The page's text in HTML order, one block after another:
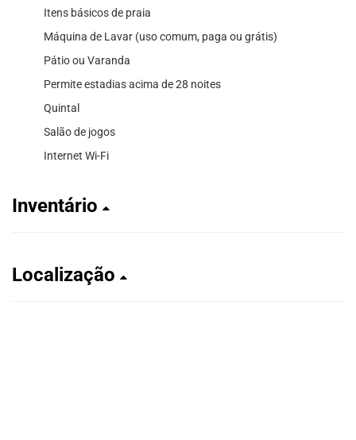
Itens básicos de praia
Máquina de Lavar (uso comum, paga ou grátis)
Pátio ou Varanda
Permite estadias acima de 28 noites
Quintal
Salão de jogos
Internet Wi-Fi
Inventário
Localização